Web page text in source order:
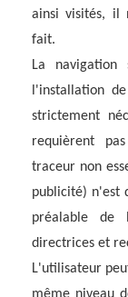
ainsi visités, il
fait.
La
l'installation
strictement
requièrent
traceur non
publicité) n'est
préalable de
directrices et
L'utilisateur